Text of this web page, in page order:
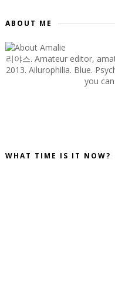
ABOUT ME
리야스. Amateur editor,
2013. Ailurophilia. Blue.
you
WHAT TIME IS IT NOW?